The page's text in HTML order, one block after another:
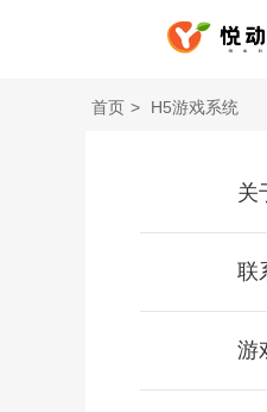
首页 > H5游戏系统
关
联
游